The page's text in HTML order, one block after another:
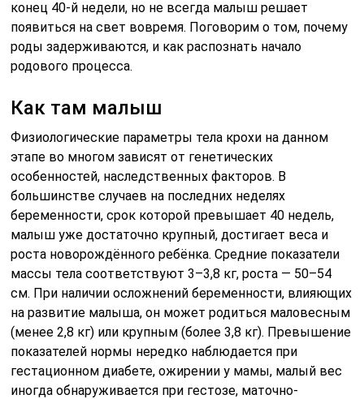
конец 40-й недели, но не всегда малыш решает
появиться на свет вовремя. Поговорим о том, почему
роды задерживаются, и как распознать начало
родового процесса.
Как там малыш
Физиологические параметры тела крохи на данном
этапе во многом зависят от генетических
особенностей, наследственных факторов. В
большинстве случаев на последних неделях
беременности, срок которой превышает 40 недель,
малыш уже достаточно крупный, достигает веса и
роста новорождённого ребёнка. Средние показатели
массы тела соответствуют 3–3,8 кг, роста — 50–54
см. При наличии осложнений беременности, влияющих
на развитие малыша, он может родиться маловесным
(менее 2,8 кг) или крупным (более 3,8 кг). Превышение
показателей нормы нередко наблюдается при
гестационном диабете, ожирении у мамы, малый вес
иногда обнаруживается при гестозе, маточно-